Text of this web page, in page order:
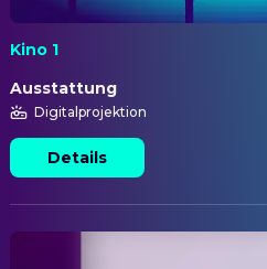
Kino 1
Ausstattung
Digitalprojektion
Details